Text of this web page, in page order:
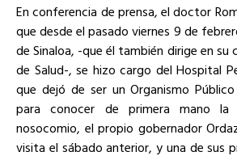
En conferencia de prensa, el doctor
que desde el pasado viernes 9 de
de Sinaloa, -que él también dirige en su
de Salud-, se hizo cargo del Hospital
que dejó de ser un Organismo
para conocer de primera mano
nosocomio, el propio gobernador
visita el sábado anterior, y una de sus